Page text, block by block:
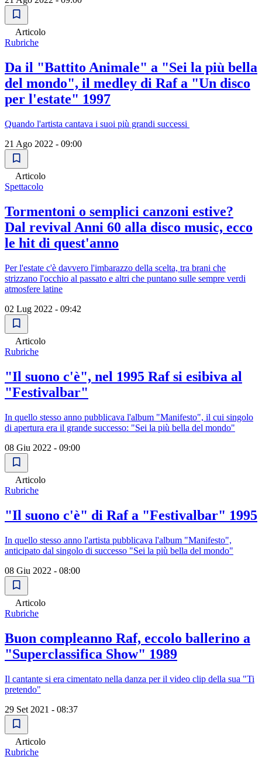
Articolo
Rubriche
Da il "Battito Animale" a "Sei la più bella
del mondo", il medley di Raf a "Un disco
per l'estate" 1997
Quando l'artista cantava i suoi più grandi successi
21 Ago 2022 - 09:00
Articolo
Spettacolo
Tormentoni o semplici canzoni estive?
Dal revival Anni 60 alla disco music, ecco
le hit di quest'anno
Per l'estate c'è davvero l'imbarazzo della scelta, tra brani che
strizzano l'occhio al passato e altri che puntano sulle sempre verdi
atmosfere latine
02 Lug 2022 - 09:42
Articolo
Rubriche
"Il suono c'è", nel 1995 Raf si esibiva al
"Festivalbar"
In quello stesso anno pubblicava l'album "Manifesto", il cui singolo
di apertura era il grande successo: "Sei la più bella del mondo"
08 Giu 2022 - 09:00
Articolo
Rubriche
"Il suono c'è" di Raf a "Festivalbar" 1995
In quello stesso anno l'artista pubblicava l'album "Manifesto",
anticipato dal singolo di successo "Sei la più bella del mondo"
08 Giu 2022 - 08:00
Articolo
Rubriche
Buon compleanno Raf, eccolo ballerino a
"Superclassifica Show" 1989
Il cantante si era cimentato nella danza per il video clip della sua "Ti
pretendo"
29 Set 2021 - 08:37
Articolo
Rubriche